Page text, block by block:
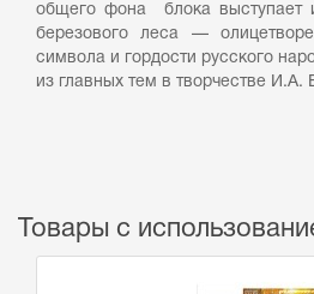
общего фона блока выступает
березового леса —
символа и гордости русского
из главных тем в творчестве И.А.
Товары с